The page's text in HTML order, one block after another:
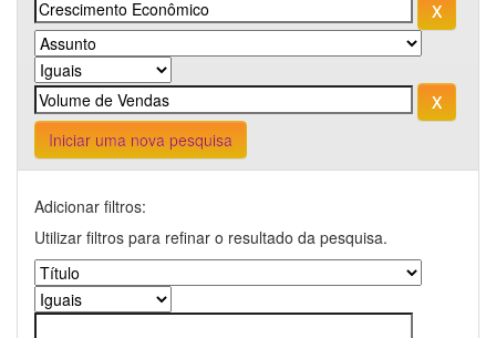
Iniciar uma nova pesquisa
Adicionar filtros:
Utilizar filtros para refinar o resultado da pesquisa.